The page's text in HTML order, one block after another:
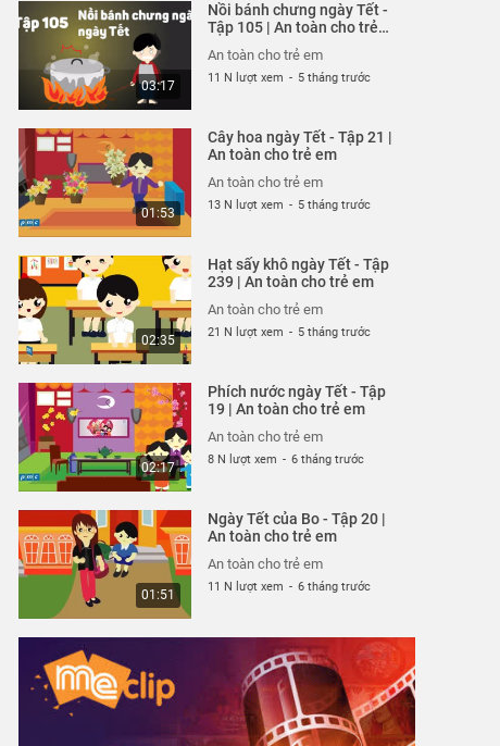
03:04
em
An toàn cho trẻ em
03:57
An toàn cho trẻ em
02:40
An toàn cho trẻ em
02:57
An toàn cho trẻ em
02:32
toàn cho trẻ em
An toàn cho trẻ em
06:37
An toàn cho trẻ em
25 N lượt xem - 4 năm trước
Một mình "du ngoạn"
03:17
Nồi bánh chưng ngày Tết -
Tập 105 | An toàn cho trẻ
An toàn cho trẻ em
11 N lượt xem - 5 tháng trước
01:53
Cây hoa ngày Tết - Tập 21 |
An toàn cho trẻ em
An toàn cho trẻ em
13 N lượt xem - 5 tháng trước
02:35
Hạt sấy khô ngày Tết - Tập
239 | An toàn cho trẻ em
An toàn cho trẻ em
21 N lượt xem - 5 tháng trước
02:17
Phích nước ngày Tết - Tập
19 | An toàn cho trẻ em
An toàn cho trẻ em
8 N lượt xem - 6 tháng trước
01:51
Ngày Tết của Bo - Tập 20 |
An toàn cho trẻ em
An toàn cho trẻ em
11 N lượt xem - 6 tháng trước